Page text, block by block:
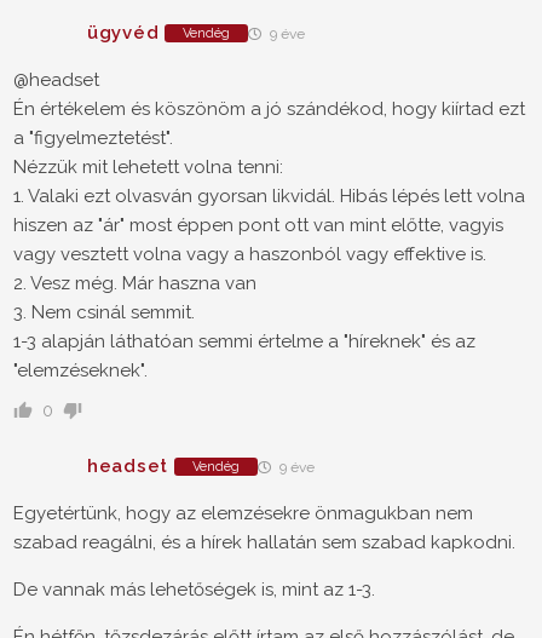
ügyvéd Vendég 9 éve
@headset
Én értékelem és köszönöm a jó szándékod, hogy kiírtad ezt
a "figyelmeztetést".
Nézzük mit lehetett volna tenni:
1. Valaki ezt olvasván gyorsan likvidál. Hibás lépés lett volna
hiszen az "ár" most éppen pont ott van mint előtte, vagyis
vagy vesztett volna vagy a haszonból vagy effektive is.
2. Vesz még. Már haszna van
3. Nem csinál semmit.
1-3 alapján láthatóan semmi értelme a "híreknek" és az
"elemzéseknek".
0
headset Vendég 9 éve
Egyetértünk, hogy az elemzésekre önmagukban nem
szabad reagálni, és a hírek hallatán sem szabad kapkodni.
De vannak más lehetőségek is, mint az 1-3.